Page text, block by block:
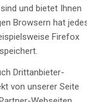
und bietet Ihnen
Browsern hat
Firefox
Drittanbieter-
von unserer Seite